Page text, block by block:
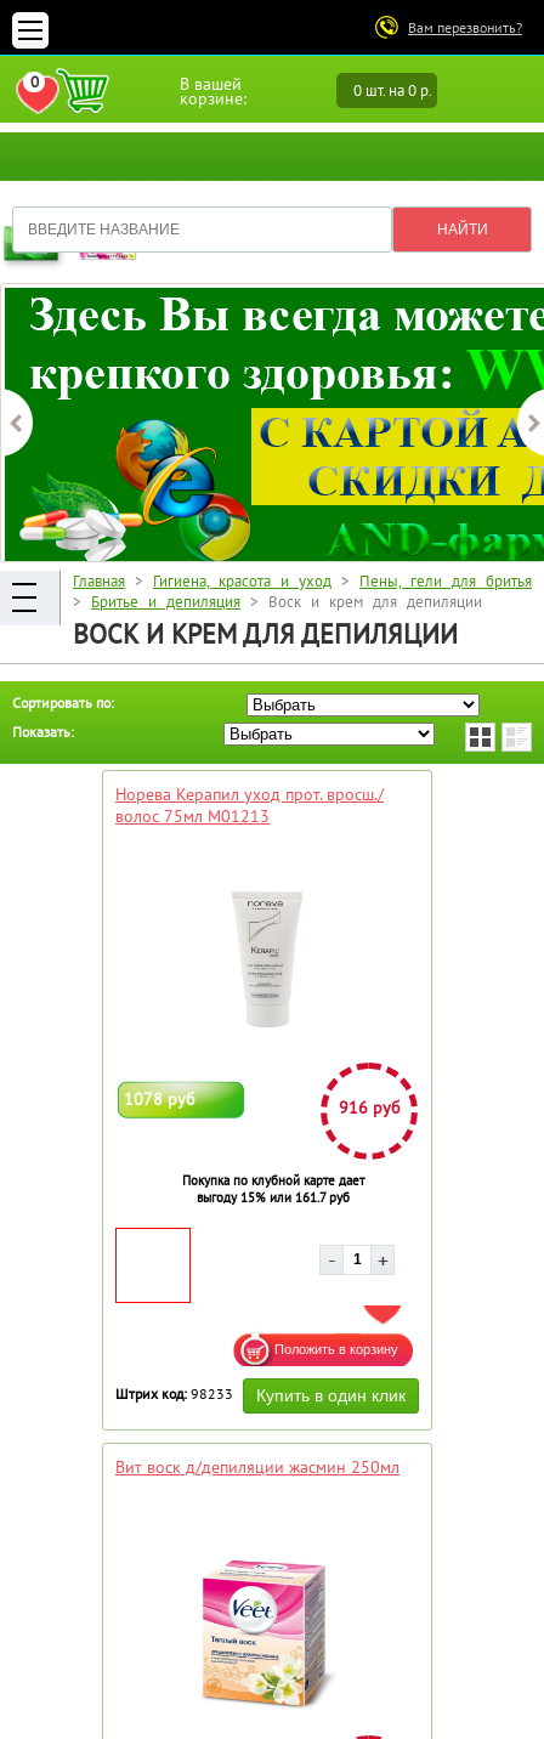
Вам перезвонить?
В вашей
корзине: 0 шт. на 0 р.
0
ПЕРЕЙТИ В ИЗБРАННОЕ
Главная > Гигиена, красота и уход > Пены, гели для бритья
> Бритье и депиляция > Воск и крем для депиляции
ВОСК И КРЕМ ДЛЯ ДЕПИЛЯЦИИ
Сортировать по:
Показать:
Норева Керапил уход прот. вросш./
волос 75мл M01213
1078 руб 916 руб
Покупка по клубной карте дает
выгоду 15% или 161.7 руб
ДОБАВИТЬ В ИЗБРАННОЕ
Штрих код: 98233
Вит воск д/депиляции жасмин 250мл